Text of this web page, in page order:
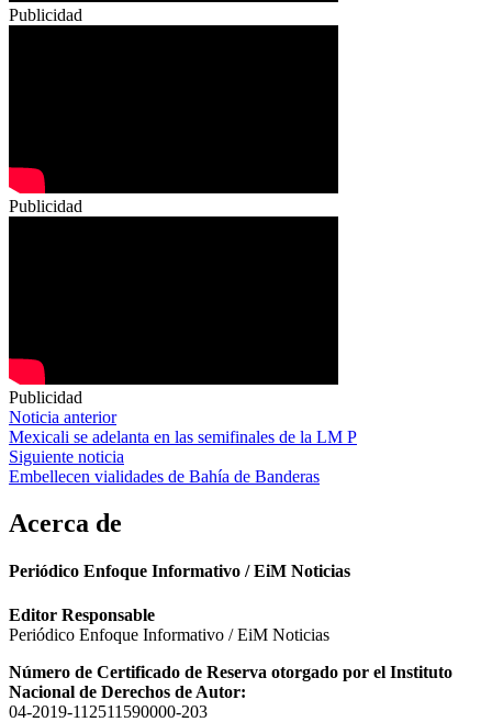
Publicidad
Publicidad
Publicidad
Navegación
de
entradas
Noticia anterior
Mexicali se adelanta en las semifinales de la LM P
Siguiente noticia
Embellecen vialidades de Bahía de Banderas
Acerca de
Periódico Enfoque Informativo / EiM Noticias
Editor Responsable
Periódico Enfoque Informativo / EiM Noticias
Número de Certificado de Reserva otorgado por el Instituto
Nacional de Derechos de Autor:
04-2019-112511590000-203